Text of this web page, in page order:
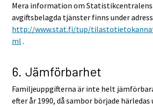
Mera information om Statistikcentralens
avgiftsbelagda tjänster finns under
http://www.stat.fi/tup/
ml .
6. Jämförbarhet
Familjeuppgifterna är inte helt
efter år 1990, då sambor började